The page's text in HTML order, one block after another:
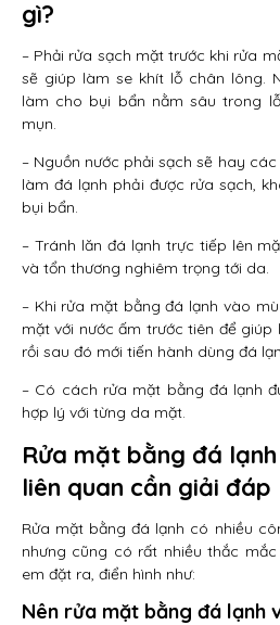
gì?
– Phải rửa sạch mặt trước khi rửa
sẽ giúp làm se khít lỗ chân lông.
làm cho bụi bẩn nằm sâu trong
mụn.
– Nguồn nước phải sạch sẽ hay
làm đá lạnh phải được rửa sạch,
bụi bẩn.
– Tránh lăn đá lạnh trực tiếp lên
và tổn thương nghiêm trọng tới da.
– Khi rửa mặt bằng đá lạnh vào
mặt với nước ấm trước tiên để
rồi sau đó mới tiến hành dùng đá
– Có cách rửa mặt bằng đá lạnh
hợp lý với từng da mặt.
Rửa mặt bằng đá
liên quan cần giải đáp
Rửa mặt bằng đá lạnh có nhiều
nhưng cũng có rất nhiều thắc
em đặt ra, điển hình như:
Nên rửa mặt bằng đá lạnh